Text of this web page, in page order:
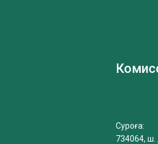
Суроға:
734064,